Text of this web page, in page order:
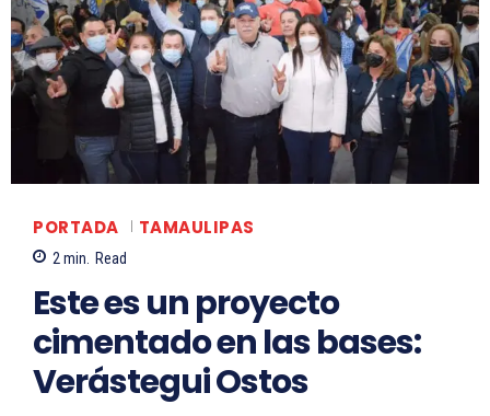
PORTADA TAMAULIPAS
2min. Read
Este es un proyecto
cimentado en las bases:
Verástegui Ostos